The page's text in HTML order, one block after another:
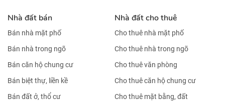
Nhà đất bán
Bán nhà mặt phố
Bán nhà trong ngõ
Bán căn hộ chung cư
Bán biệt thự, liền kề
Bán đất ở, thổ cư
Nhà đất cho thuê
Cho thuê nhà mặt phố
Cho thuê nhà trong ngõ
Cho thuê văn phòng
Cho thuê căn hộ chung cư
Cho thuê mặt bằng, đất